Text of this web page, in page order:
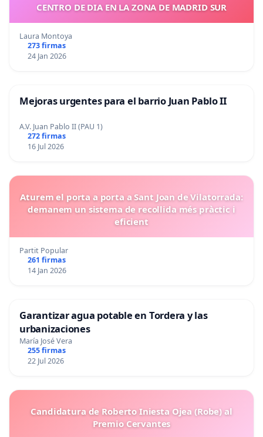
CENTRO DE DIA EN LA ZONA DE MADRID SUR
Laura Montoya
273 firmas
24 Jan 2026
Mejoras urgentes para el barrio Juan Pablo II
A.V. Juan Pablo II (PAU 1)
272 firmas
16 Jul 2026
Aturem el porta a porta a Sant Joan de Vilatorrada:
demanem un sistema de recollida més pràctic i
eficient
Partit Popular
261 firmas
14 Jan 2026
Garantizar agua potable en Tordera y las
urbanizaciones
María José Vera
255 firmas
22 Jul 2026
Candidatura de Roberto Iniesta Ojea (Robe) al
Premio Cervantes